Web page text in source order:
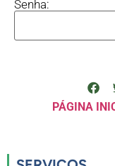
Senha:
PÁGINA